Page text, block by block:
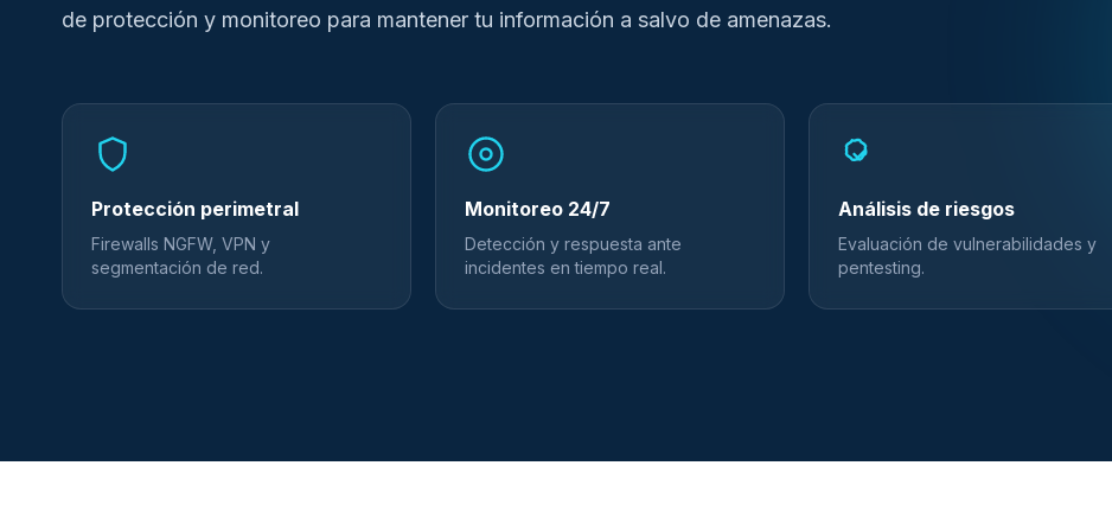
de protección y monitoreo para mantener tu información a salvo de amenazas.
Protección perimetral
Firewalls NGFW, VPN y
segmentación de red.
Monitoreo 24/7
Detección y respuesta ante
incidentes en tiempo real.
Análisis de riesgos
Evaluación de vulnerabilidades y
pentesting.